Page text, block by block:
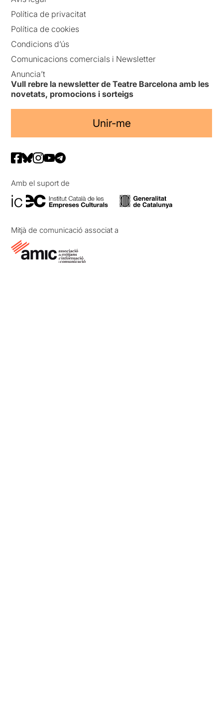
Política de privacitat
Política de cookies
Condicions d’ús
Comunicacions comercials i Newsletter
Anuncia’t
Vull rebre la newsletter de Teatre Barcelona amb les
novetats, promocions i sorteigs
Unir-me
Amb el suport de
Mitjà de comunicació associat a